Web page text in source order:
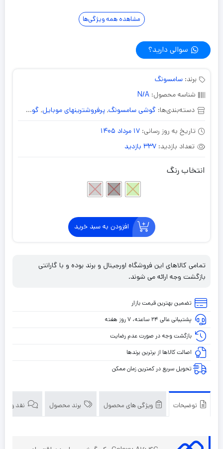
مشاهده همه ویژگی‌ها
سوالی دارید؟
برند: سامسونگ
شناسه محصول: N/A
دسته‌بندی‌ها: گوشی سامسونگ, پرفروشترینهای موبایل, گوشی 256 گیگابایت
تاریخ به روز رسانی: 17 مرداد 1405
تعداد بازدید: 337 بازدید
انتخاب رنگ
افزودن به سبد خرید
تمامی کالاهای این فروشگاه اورجینال و برند بوده و با گارانتی
بازگشت وجه ارائه می شوند.
تضمین بهترین قیمت بازار
پشتیبانی عالی ۲۴ ساعته، ۷ روز هفته
بازگشت وجه در صورت عدم رضایت
اصالت کالاها از برترین برندها
تحویل سریع در کمترین زمان ممکن
توضیحات ویژگی های محصول برند محصول نقد و